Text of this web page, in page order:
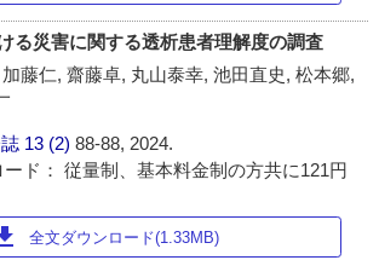
る災害に関する透析患者理解度の調査
藤仁, 齋藤卓, 丸山泰幸, 池田直史, 松本郷,
13 (2)88-88, 2024.
ド： 従量制、基本料金制の方共に121円
全文ダウンロード(1.33MB)